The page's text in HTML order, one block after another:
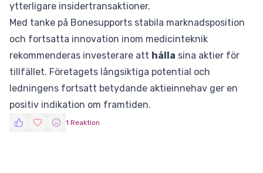
ytterligare insidertransaktioner.
Med tanke på Bonesupports stabila marknadsposition
och fortsatta innovation inom medicinteknik
rekommenderas investerare att hålla sina aktier för
tillfället. Företagets långsiktiga potential och
ledningens fortsatt betydande aktieinnehav ger en
positiv indikation om framtiden.
1 Reaktion